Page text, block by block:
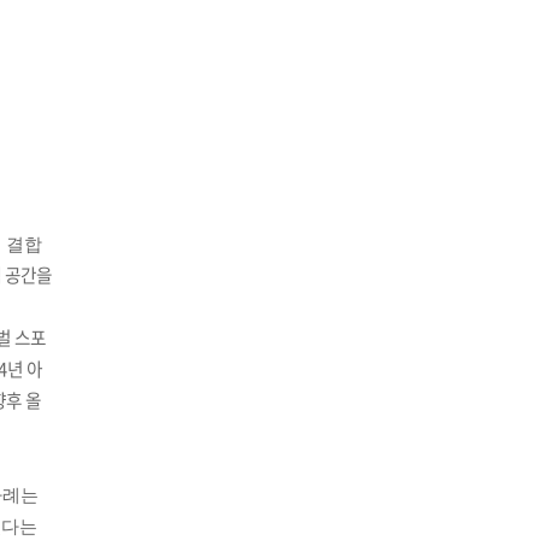
결합
공간을
스포
년 아
후 올
는
는